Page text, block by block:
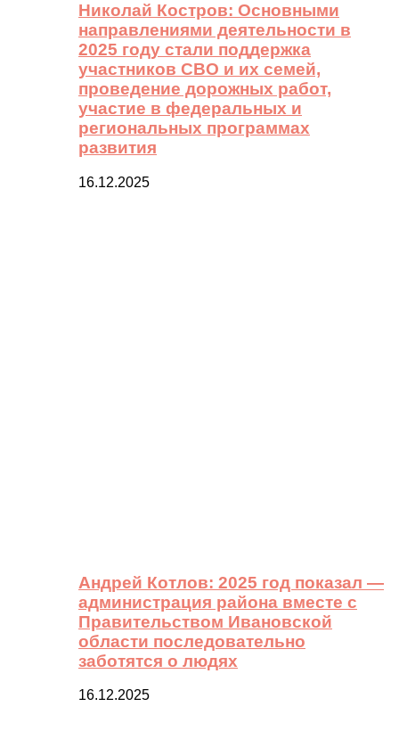
Николай Костров: Основными
направлениями деятельности в
2025 году стали поддержка
участников СВО и их семей,
проведение дорожных работ,
участие в федеральных и
региональных программах
развития
16.12.2025
Андрей Котлов: 2025 год показал —
администрация района вместе с
Правительством Ивановской
области последовательно
заботятся о людях
16.12.2025